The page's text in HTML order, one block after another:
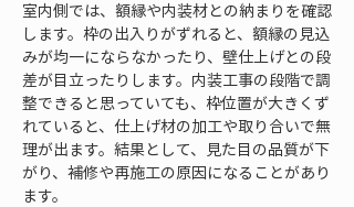
室内側では、額縁や内装材との納まりを確認
します。枠の出入りがずれると、額縁の見込
みが均一にならなかったり、壁仕上げとの段
差が目立ったりします。内装工事の段階で調
整できると思っていても、枠位置が大きくず
れていると、仕上げ材の加工や取り合いで無
理が出ます。結果として、見た目の品質が下
がり、補修や再施工の原因になることがあり
ます。